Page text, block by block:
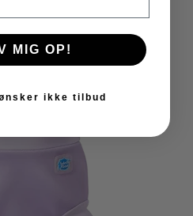
MIG OP!
ikke tilbud